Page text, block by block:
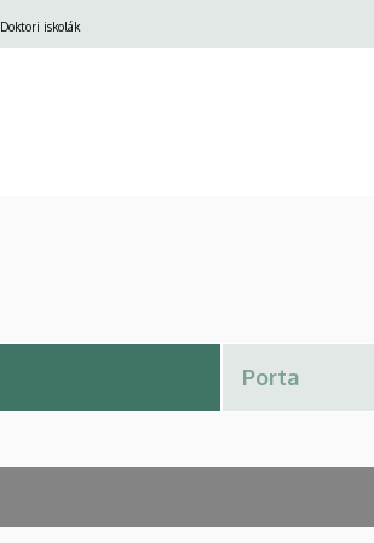
Doktori iskolák